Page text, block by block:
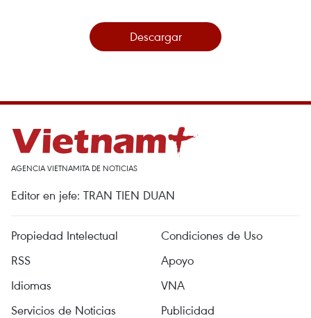
Descargar
AGENCIA VIETNAMITA DE NOTICIAS
Editor en jefe: TRAN TIEN DUAN
Propiedad Intelectual
Condiciones de Uso
RSS
Apoyo
Idiomas
VNA
Servicios de Noticias
Publicidad